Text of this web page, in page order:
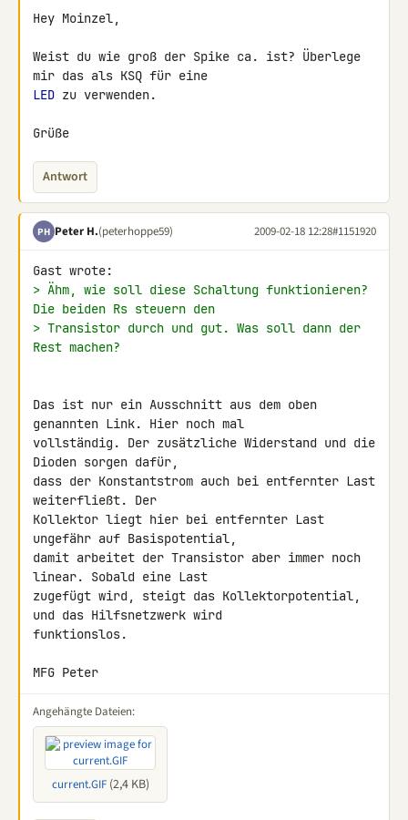
Hey Moinzel,
Weist du wie groß der Spike ca. ist? Überlege
LED zu verwenden.
Grüße
Antwort
PH Peter H.(peterhoppe59) 2009-02-18 12:28#1151920
> Ähm, wie soll diese Schaltung funktionieren?
Die beiden Rs steuern den
> Transistor durch und gut. Was soll dann der
Rest machen?
Das ist nur ein Ausschnitt aus dem oben
genannten Link. Hier noch mal
vollständig. Der zusätzliche Widerstand und die
Dioden sorgen dafür,
dass der Konstantstrom auch bei entfernter Last
weiterfließt. Der
Kollektor liegt hier bei entfernter Last
ungefähr auf Basispotential,
damit arbeitet der Transistor aber immer noch
linear. Sobald eine Last
zugefügt wird, steigt das Kollektorpotential,
und das Hilfsnetzwerk wird
funktionslos.
MFG Peter
Angehängte Dateien:
current.GIF(2,4 KB)